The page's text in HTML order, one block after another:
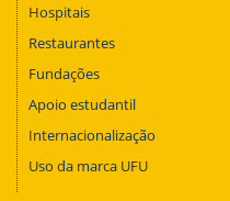
Hospitais
Restaurantes
Fundações
Apoio estudantil
Internacionalização
Uso da marca UFU